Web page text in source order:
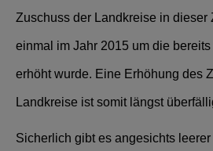
Zuschuss der Landkreise in dieser
einmal im Jahr 2015 um die
erhöht wurde. Eine Erhöhung des
Landkreise ist somit längst
Sicherlich gibt es angesichts